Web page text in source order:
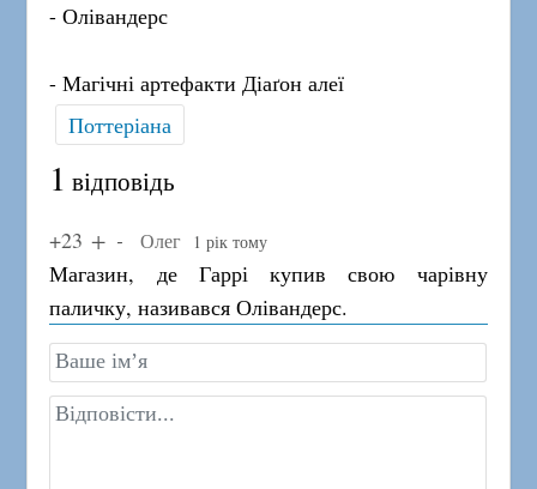
- Олівандерс
- Магічні артефакти Діаґон алеї
Поттеріана
1 відповідь
+23 Олег 1 рік тому
Магазин, де Гаррі купив свою чарівну
паличку, називався Олівандерс.